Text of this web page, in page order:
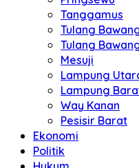
Tanggamus
Tulang
Tulang
Mesuji
Lampung
Lampung
Way Kanan
Pesisir Barat
Ekonomi
Politik